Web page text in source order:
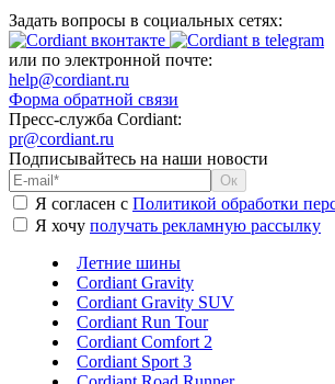
Задать вопросы в социальных сетях:
или по электронной почте:
help@cordiant.ru
Форма обратной связи
Пресс-служба Cordiant:
pr@cordiant.ru
Подписывайтесь на наши новости
Я согласен с Политикой обработки
Я хочу получать рекламную рассылку
Летние шины
Cordiant Gravity
Cordiant Gravity SUV
Cordiant Run Tour
Cordiant Comfort 2
Cordiant Sport 3